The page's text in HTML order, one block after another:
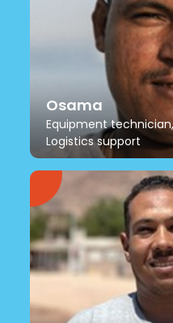
Osama
Equipment
Logistics support